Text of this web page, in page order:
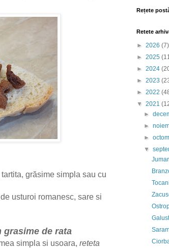
grăsime simpla sau cu
usturoi romanesc, sare si
de rata
simpla si usoara, reteta
Rețete
Retete
► 2026 (7)
► 2025
► 2024
► 2023
► 2022
▼ 2021
►
►
►
▼